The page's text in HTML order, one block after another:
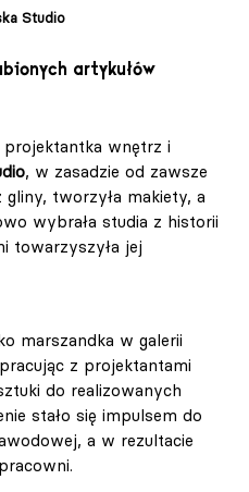
Studio
artykułów
projektantka wnętrz i
, w zasadzie od zawsze
gliny, tworzyła makiety, a
wybrała studia z historii
towarzyszyła jej
marszandka w galerii
z projektantami
do realizowanych
stało się impulsem do
a w rezultacie